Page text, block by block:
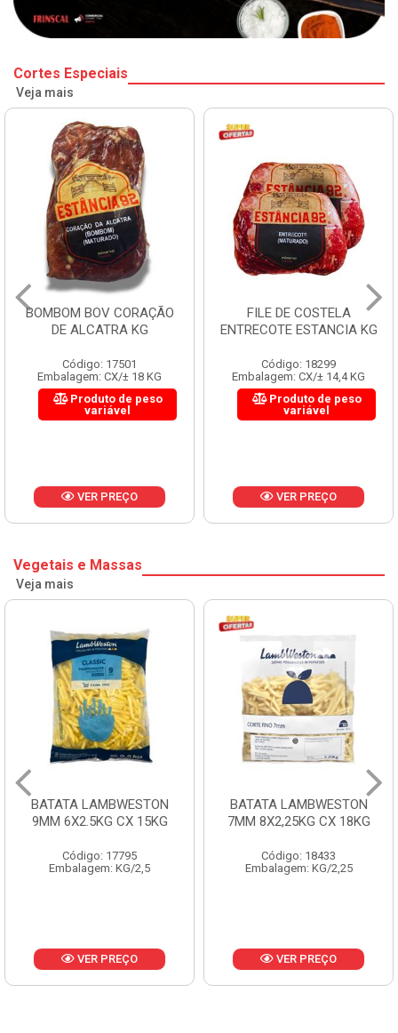
Cortes Especiais
Veja mais
BOMBOM BOV CORAÇÃO
DE ALCATRA KG
Código: 17501
Embalagem: CX/± 18 KG
Produto de peso
variável
VER PREÇO
FILE DE COSTELA
ENTRECOTE ESTANCIA KG
Código: 18299
Embalagem: CX/± 14,4 KG
Produto de peso
variável
VER PREÇO
Vegetais e Massas
Veja mais
BATATA LAMBWESTON
9MM 6X2.5KG CX 15KG
Código: 17795
Embalagem: KG/2,5
VER PREÇO
BATATA LAMBWESTON
7MM 8X2,25KG CX 18KG
Código: 18433
Embalagem: KG/2,25
VER PREÇO